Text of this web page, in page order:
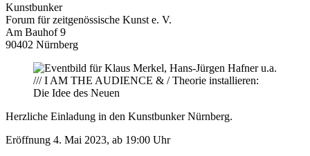
Kunstbunker
Forum für zeitgenössische Kunst e. V.
Am Bauhof 9
90402 Nürnberg
Herzliche Einladung in den Kunstbunker Nürnberg.
Eröffnung 4. Mai 2023, ab 19:00 Uhr